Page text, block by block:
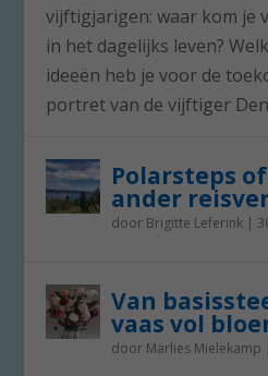
vijftigjarigen: waar kom je
in het dagelijks leven?
ideeën heb je voor de
portret van de vijftiger
Polarsteps
ander
door Brigitte Leferink |
Van
vaas vol
door Marlies Mielekamp